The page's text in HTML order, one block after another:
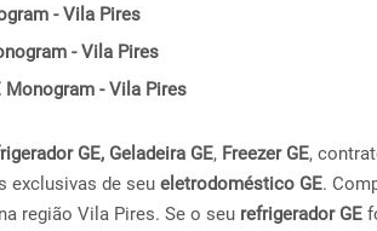
- Vila Pires
- Vila Pires
Monogram - Vila Pires
GE, Geladeira GE, Freezer GE,
exclusivas de seu eletrodoméstico GE.
região Vila Pires. Se o seu refrigerador GE